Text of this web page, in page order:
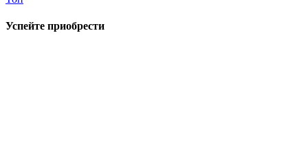
Успейте приобрести